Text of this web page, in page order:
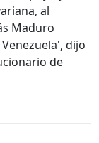
al
Maduro
dijo
de